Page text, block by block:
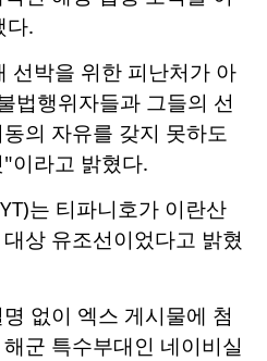
다.
선박을 위한 피난처가 아
법행위자들과 그들의 선
의 자유를 갖지 못하도
이라고 밝혔다.
는 티파니호가 이란산
상 유조선이었다고 밝혔
없이 엑스 게시물에 첨
군 특수부대인 네이비실